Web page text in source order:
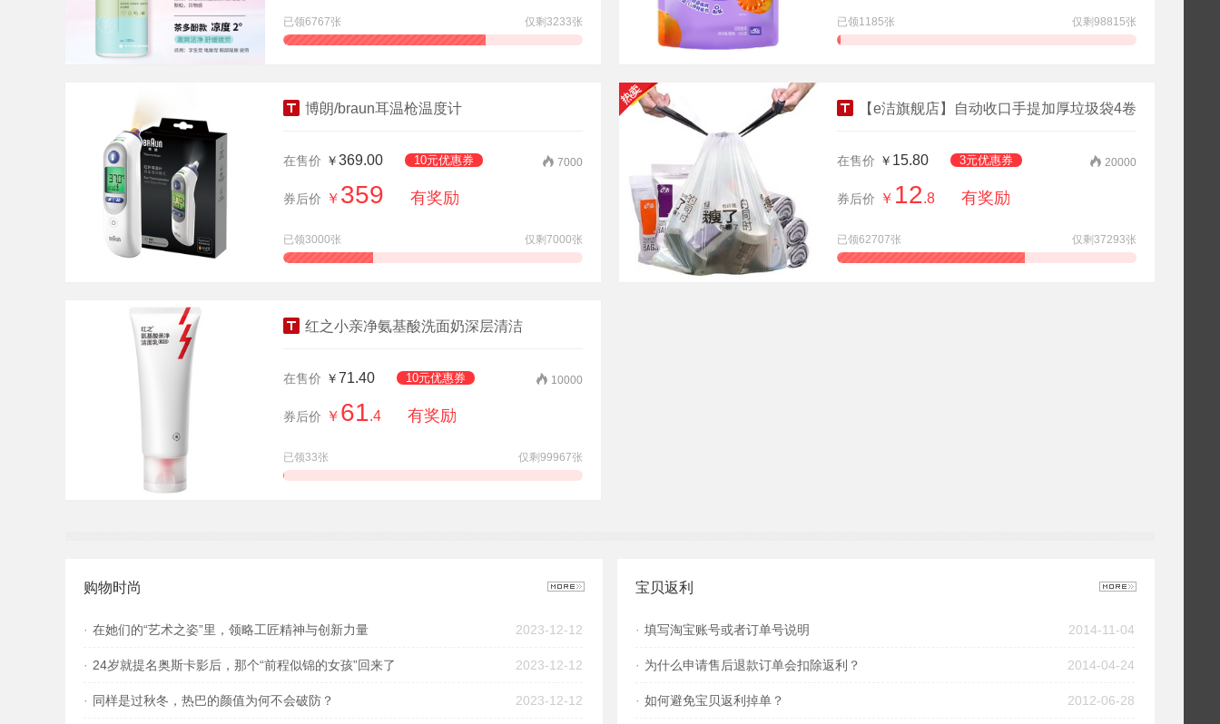
已领6767张 仅剩3233张 已领1185张 仅剩98815张
博朗/braun耳温枪温度计
在售价 ￥369.00 10元优惠券 7000
券后价 ￥ 359 有奖励
已领3000张 仅剩7000张
【e洁旗舰店】自动收口手提加厚垃圾袋4卷
在售价 ￥ 15.80 3元优惠券 20000
券后价 ￥ 12.8 有奖励
已领62707张 仅剩37293张
红之小亲净氨基酸洗面奶深层清洁
在售价 ￥71.40 10元优惠券 10000
券后价 ￥ 61.4 有奖励
已领33张 仅剩99967张
购物时尚
· 在她们的“艺术之姿”里，领略工匠精神与创新力量 2023-12-12
· 24岁就提名奥斯卡影后，那个“前程似锦的女孩”回来了 2023-12-12
· 同样是过秋冬，热巴的颜值为何不会破防？ 2023-12-12
宝贝返利
· 填写淘宝账号或者订单号说明 2014-11-04
· 为什么申请售后退款订单会扣除返利？ 2014-04-24
· 如何避免宝贝返利掉单？ 2012-06-28